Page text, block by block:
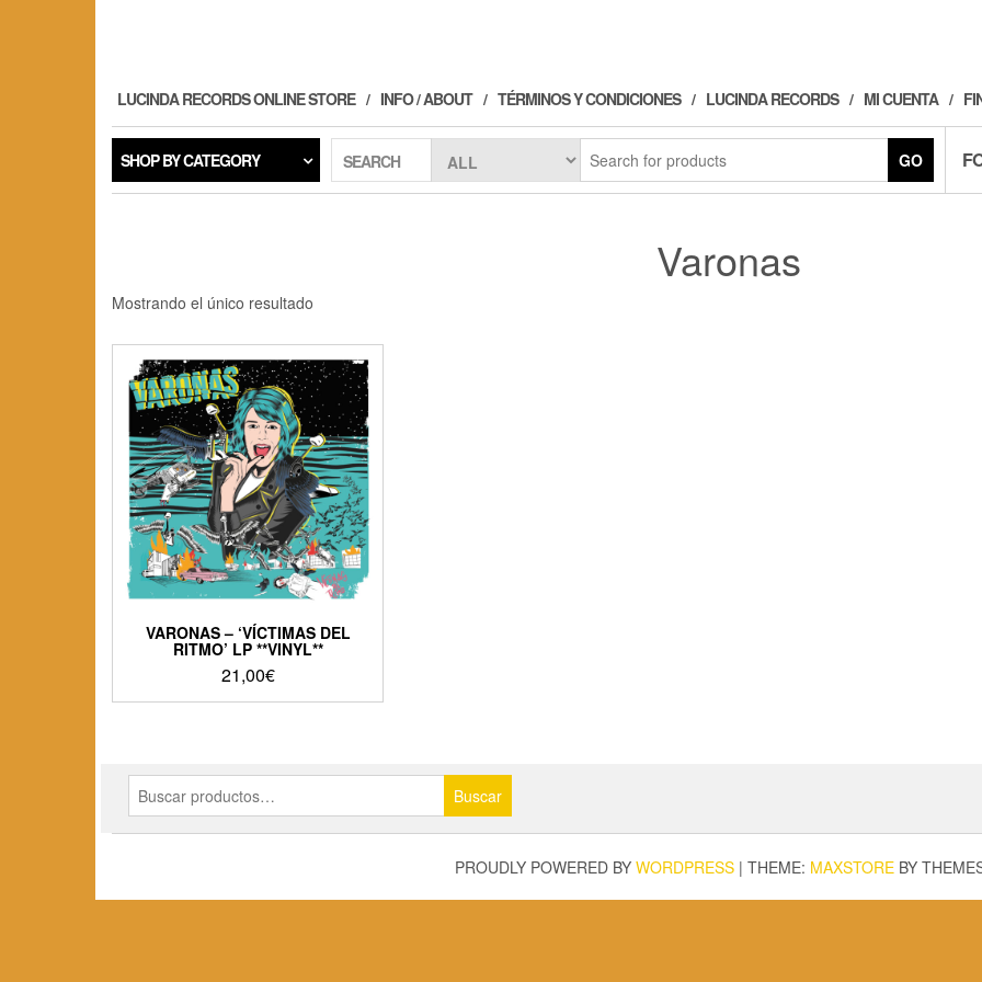
LUCINDA RECORDS ONLINE STORE
INFO / ABOUT TÉRMINOS Y CONDICIONES LUCINDA RECORDS MI CUENTA
SHOP BY CATEGORY SEARCH GO
Varonas
Mostrando el único resultado
VARONAS – ‘VÍCTIMAS DEL
RITMO’ LP **VINYL**
21,00€
por:
Buscar
PROUDLY POWERED BY WORDPRESS | THEME: MAXSTORE BY